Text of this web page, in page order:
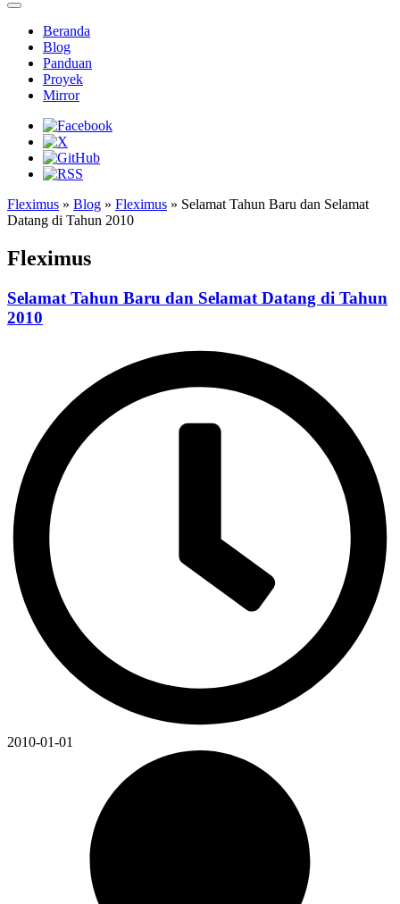
Beranda
Blog
Panduan
Proyek
Mirror
Fleximus » Blog » Fleximus » Selamat Tahun Baru dan Selamat
Datang di Tahun 2010
Fleximus
Selamat Tahun Baru dan Selamat Datang di Tahun
2010
2010-01-01